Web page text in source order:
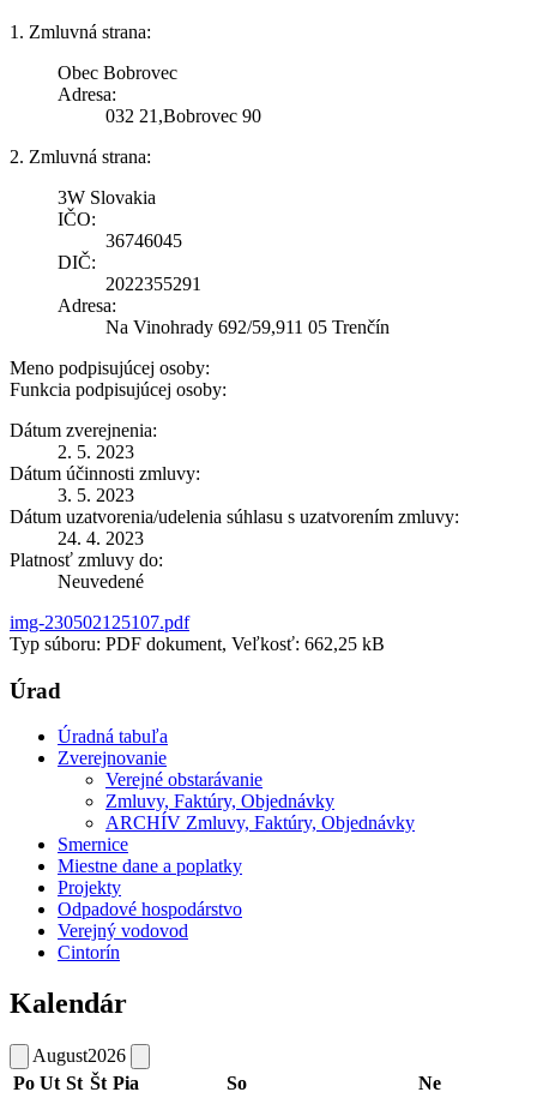
1. Zmluvná strana:
Obec Bobrovec
Adresa:
032 21,Bobrovec 90
2. Zmluvná strana:
3W Slovakia
IČO:
36746045
DIČ:
2022355291
Adresa:
Na Vinohrady 692/59,911 05 Trenčín
Meno podpisujúcej osoby:
Funkcia podpisujúcej osoby:
Dátum zverejnenia:
2. 5. 2023
Dátum účinnosti zmluvy:
3. 5. 2023
Dátum uzatvorenia/udelenia súhlasu s uzatvorením zmluvy:
24. 4. 2023
Platnosť zmluvy do:
Neuvedené
img-230502125107.pdf
Typ súboru: PDF dokument, Veľkosť: 662,25 kB
Úrad
Úradná tabuľa
Zverejnovanie
Verejné obstarávanie
Zmluvy, Faktúry, Objednávky
ARCHÍV Zmluvy, Faktúry, Objednávky
Smernice
Miestne dane a poplatky
Projekty
Odpadové hospodárstvo
Verejný vodovod
Cintorín
Kalendár
August2026
Po Ut St Št Pia So Ne